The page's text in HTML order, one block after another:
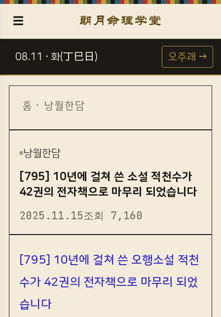
☰
08.11 · 화(丁巳日) 오주괘 →
홈 · 낭월한담
낭월한담
[795] 10년에 걸쳐 쓴 소설 적천수가
42권의 전자책으로 마무리 되었습니다
2025.11.15조회 7,160
[795] 10년에 걸쳐 쓴 오행소설 적천
수가 42권의 전자책으로 마무리 되었
습니다